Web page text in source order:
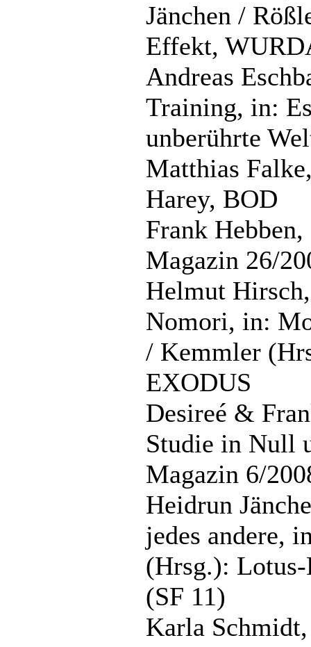
Jänchen /
Effekt,
Andreas
Training, in:
unberührte
Matthias
Harey, BOD
Frank
Magazin 26/
Helmut
Nomori, in:
/ Kemmler
EXODUS
Desireé &
Studie in Null
Magazin 6/
Heidrun
jedes andere,
(Hrsg.):
(SF 11)
Karla